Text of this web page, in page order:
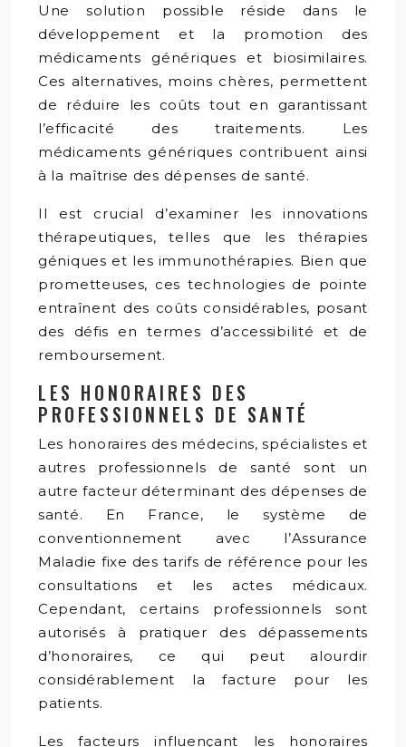
Une solution possible réside dans le
développement et la promotion des
médicaments génériques et biosimilaires.
Ces alternatives, moins chères, permettent
de réduire les coûts tout en garantissant
l’efficacité des traitements. Les
médicaments génériques contribuent ainsi
à la maîtrise des dépenses de santé.
Il est crucial d’examiner les innovations
thérapeutiques, telles que les thérapies
géniques et les immunothérapies. Bien que
prometteuses, ces technologies de pointe
entraînent des coûts considérables, posant
des défis en termes d’accessibilité et de
remboursement.
LES HONORAIRES DES
PROFESSIONNELS DE SANTÉ
Les honoraires des médecins, spécialistes et
autres professionnels de santé sont un
autre facteur déterminant des dépenses de
santé. En France, le système de
conventionnement avec l’Assurance
Maladie fixe des tarifs de référence pour les
consultations et les actes médicaux.
Cependant, certains professionnels sont
autorisés à pratiquer des dépassements
d’honoraires, ce qui peut alourdir
considérablement la facture pour les
patients.
Les facteurs influençant les honoraires